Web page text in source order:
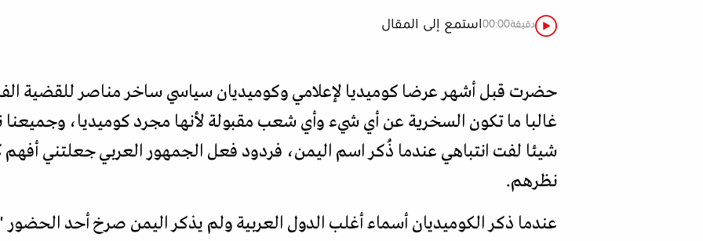
استمع إلى المقال00:00دقيقة
حضرت قبل أشهر عرضا كوميديا لإعلامي وكوميديان سياسي ساخر مناصر للقضية
غالبا ما تكون السخرية عن أي شيء وأي شعب مقبولة لأنها مجرد كوميديا،
شيئا لفت انتباهي عندما ذُكر اسم اليمن، فردود فعل الجمهور العربي جعلتني
نظرهم.
عندما ذكر الكوميديان أسماء أغلب الدول العربية ولم يذكر اليمن صرخ أحد الحضور